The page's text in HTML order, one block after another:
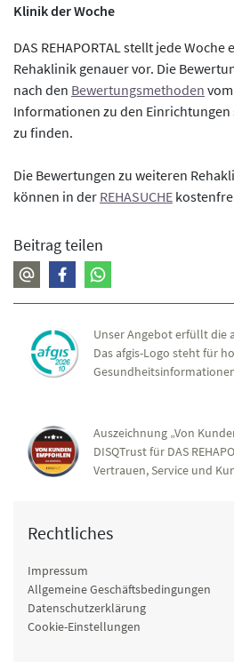
Klinik der Woche
DAS REHAPORTAL stellt jede
Rehaklinik genauer vor. Die
nach den Bewertungsmethoden
Informationen zu den
zu finden.
Die Bewertungen zu weiteren
können in der REHASUCHE
Beitrag teilen
Unser Angebot erfüllt die
Das afgis-Logo steht für
Auszeichnung „Von
DISQTrust für DAS
Vertrauen, Service und
Rechtliches
Impressum
Allgemeine Geschäftsbedingungen
Datenschutzerklärung
Cookie-Einstellungen